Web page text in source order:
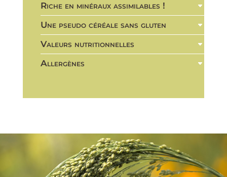
Riche en minéraux assimilables !
Une pseudo céréale sans gluten
Valeurs nutritionnelles
Allergènes